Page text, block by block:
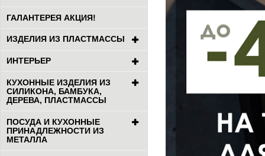
ГАЛАНТЕРЕЯ АКЦИЯ!
ИЗДЕЛИЯ ИЗ ПЛАСТМАССЫ
ИНТЕРЬЕР
КУХОННЫЕ ИЗДЕЛИЯ ИЗ
СИЛИКОНА, БАМБУКА,
ДЕРЕВА, ПЛАСТМАССЫ
ПОСУДА И КУХОННЫЕ
ПРИНАДЛЕЖНОСТИ ИЗ
МЕТАЛЛА